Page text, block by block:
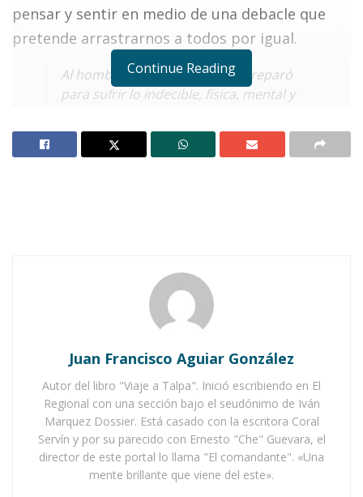
pensar y sentir en medio de una debacle que
pretende arrastrarnos a todos por igual.
Al hombre posmoderno se le preparó
para sufrir lo indecible, física, mental y
intoxicación lingüística.
y sus secuelas colaterales de dictaduras
subdesarrolladas. Al hombre postmoderno se le
empedernida, el caos, para sufrir lo indecible
del terror en lo físico mental y moral. Uno de
los mecanismos, que no es el único, es la
intoxicación lingüística que ya se nota. Se le
llama “pandemia” a lo que más bien es una
modesta epidemia si lo comparamos a escala
Continue Reading
Juan Francisco Aguiar González
Autor del libro "Viaje a Talpa". Inició escribiendo en El
Regional con una sección bajo el seudónimo de Iván
Marquez Dossier. Está casado con la escritora Coral
Servín y por su parecido con Ernesto "Che" Guevara, el
director de este portal lo llama "El comandante". «Una
mente brillante que viene del este».